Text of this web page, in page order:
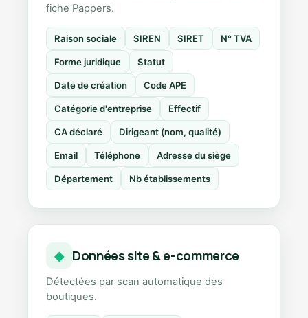
fiche Pappers.
Raison sociale SIREN SIRET N° TVA
Forme juridique Statut
Date de création Code APE
Catégorie d'entreprise Effectif
CA déclaré Dirigeant (nom, qualité)
Email Téléphone Adresse du siège
Département Nb établissements
◆ Données site & e-commerce
Détectées par scan automatique des
boutiques.